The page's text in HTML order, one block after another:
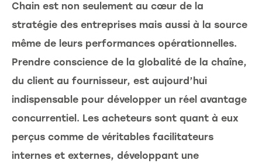
Chain est non seulement au cœur de la
stratégie des entreprises mais aussi à la source
même de leurs performances opérationnelles.
Prendre conscience de la globalité de la chaîne,
du client au fournisseur, est aujourd’hui
indispensable pour développer un réel avantage
concurrentiel. Les acheteurs sont quant à eux
perçus comme de véritables facilitateurs
internes et externes, développant une